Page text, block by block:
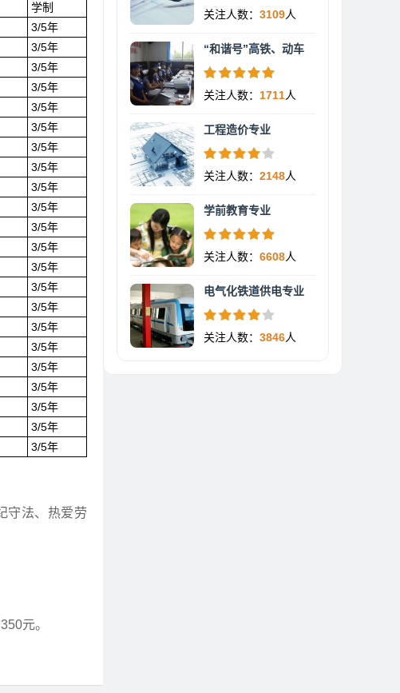
学制
3/5年
3/5年
3/5年
3/5年
3/5年
3/5年
3/5年
3/5年
3/5年
3/5年
3/5年
3/5年
3/5年
3/5年
3/5年
3/5年
3/5年
3/5年
3/5年
3/5年
3/5年
3/5年
守法、热爱劳
元。
关注人数： 3109人
“和谐号”高铁、动车
关注人数： 1711人
工程造价专业
关注人数： 2148人
学前教育专业
关注人数： 6608人
电气化铁道供电专业
关注人数： 3846人